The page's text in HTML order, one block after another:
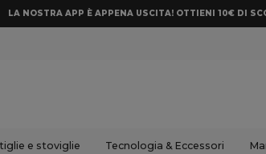
LA NOSTRA APP È APPENA USCITA! OTTIENI 10€ DI
e stoviglie Tecnologia & Eccessori